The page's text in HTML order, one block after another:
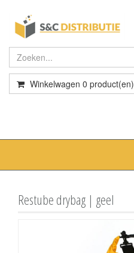
Winkelwagen 0 product(en)
Restube drybag | geel